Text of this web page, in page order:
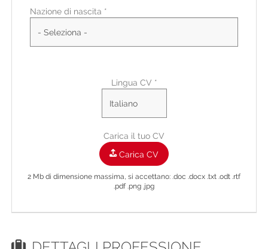
Nazione di nascita *
Lingua CV *
Carica il tuo CV
Carica CV
2 Mb di dimensione massima, si accettano: .doc .docx .txt .odt .rtf
.pdf .png .jpg